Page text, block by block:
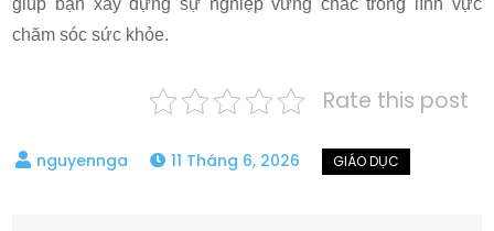
giúp bạn xây dựng sự nghiệp vững chắc trong lĩnh vực
chăm sóc sức khỏe.
Rate this post
11 Tháng 6, 2026